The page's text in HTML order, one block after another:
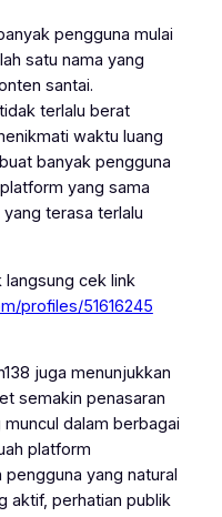
pengguna mulai
satu nama yang
santai.
terlalu berat
waktu luang
banyak pengguna
yang sama
terasa terlalu
langsung cek link
profiles/51616245
juga menunjukkan
semakin penasaran
dalam berbagai
platform
yang natural
aktif, perhatian publik